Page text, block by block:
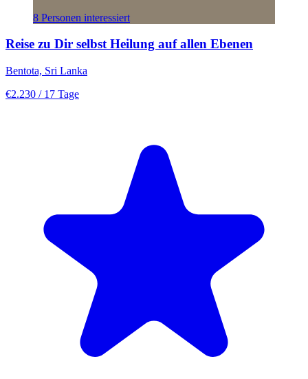
8 Personen interessiert
Reise zu Dir selbst Heilung auf allen Ebenen
Bentota, Sri Lanka
€2.230 / 17 Tage